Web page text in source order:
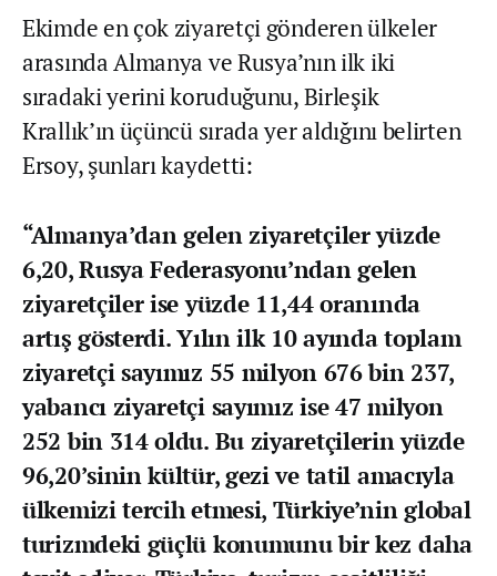
Ekimde en çok ziyaretçi gönderen ülkeler
arasında Almanya ve Rusya’nın ilk iki
sıradaki yerini koruduğunu, Birleşik
Krallık’ın üçüncü sırada yer aldığını belirten
Ersoy, şunları kaydetti:
“Almanya’dan gelen ziyaretçiler yüzde
6,20, Rusya Federasyonu’ndan gelen
ziyaretçiler ise yüzde 11,44 oranında
artış gösterdi. Yılın ilk 10 ayında toplam
ziyaretçi sayımız 55 milyon 676 bin 237,
yabancı ziyaretçi sayımız ise 47 milyon
252 bin 314 oldu. Bu ziyaretçilerin yüzde
96,20’sinin kültür, gezi ve tatil amacıyla
ülkemizi tercih etmesi, Türkiye’nin global
turizmdeki güçlü konumunu bir kez daha